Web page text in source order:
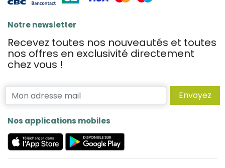
Notre newsletter
Recevez toutes nos nouveautés et toutes
nos offres en exclusivité directement
chez vous !
Envoyez
Nos applications mobiles